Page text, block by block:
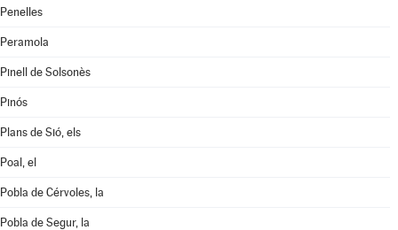
Penelles
Peramola
Pinell de Solsonès
Pinós
Plans de Sió, els
Poal, el
Pobla de Cérvoles, la
Pobla de Segur, la